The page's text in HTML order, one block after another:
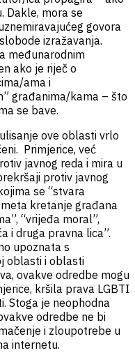
Dakle, mora se
govora
izražavanja.
međunarodnim
ako je riječ o
ama i
građanima/kama – što
se bave.
ove oblasti vrlo
Primjerice, već
javnog reda i mira u
protiv javnog
se “stvara
kretanje građana
“vrijeđa moral”,
i druga pravna lica”.
upoznata s
oblasti i oblasti
ovakve odredbe mogu
kršila prava LGBTI
Stoga je neophodna
odredbe ne bi
i zloupotrebe u
internetu.